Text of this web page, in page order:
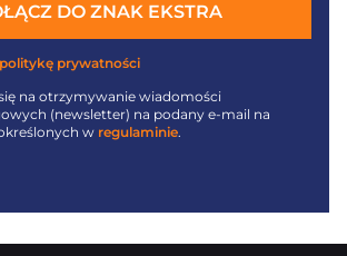
DO ZNAK EKSTRA
politykę prywatności
na otrzymywanie wiadomości
(newsletter) na podany e-mail na
w regulaminie.